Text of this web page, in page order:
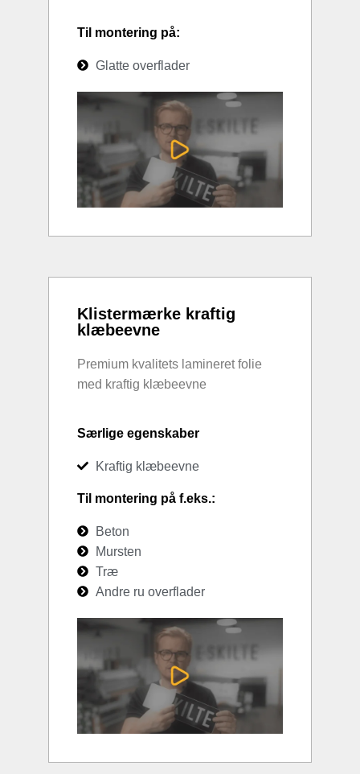
Til montering på:
Glatte overflader
Klistermærke kraftig
klæbeevne
Premium kvalitets lamineret folie
med kraftig klæbeevne
Særlige egenskaber
Kraftig klæbeevne
Til montering på f.eks.:
Beton
Mursten
Træ
Andre ru overflader